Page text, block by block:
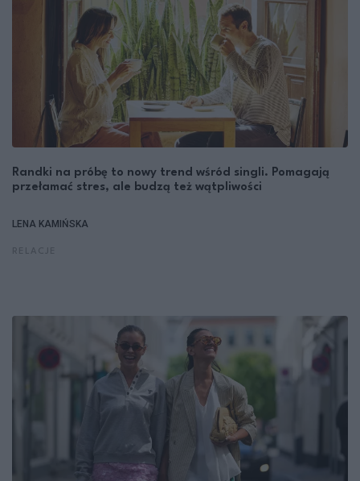
Randki na próbę to nowy trend wśród singli. Pomagają
przełamać stres, ale budzą też wątpliwości
LENA KAMIŃSKA